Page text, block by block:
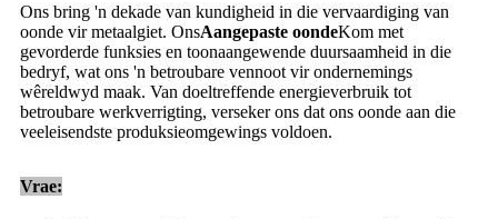
Ons bring 'n dekade van kundigheid in die vervaardiging van
oonde vir metaalgiet. OnsAangepaste oondeKom met
gevorderde funksies en toonaangewende duursaamheid in die
bedryf, wat ons 'n betroubare vennoot vir ondernemings
wêreldwyd maak. Van doeltreffende energieverbruik tot
betroubare werkverrigting, verseker ons dat ons oonde aan die
veeleisendste produksieomgewings voldoen.
Vrae: